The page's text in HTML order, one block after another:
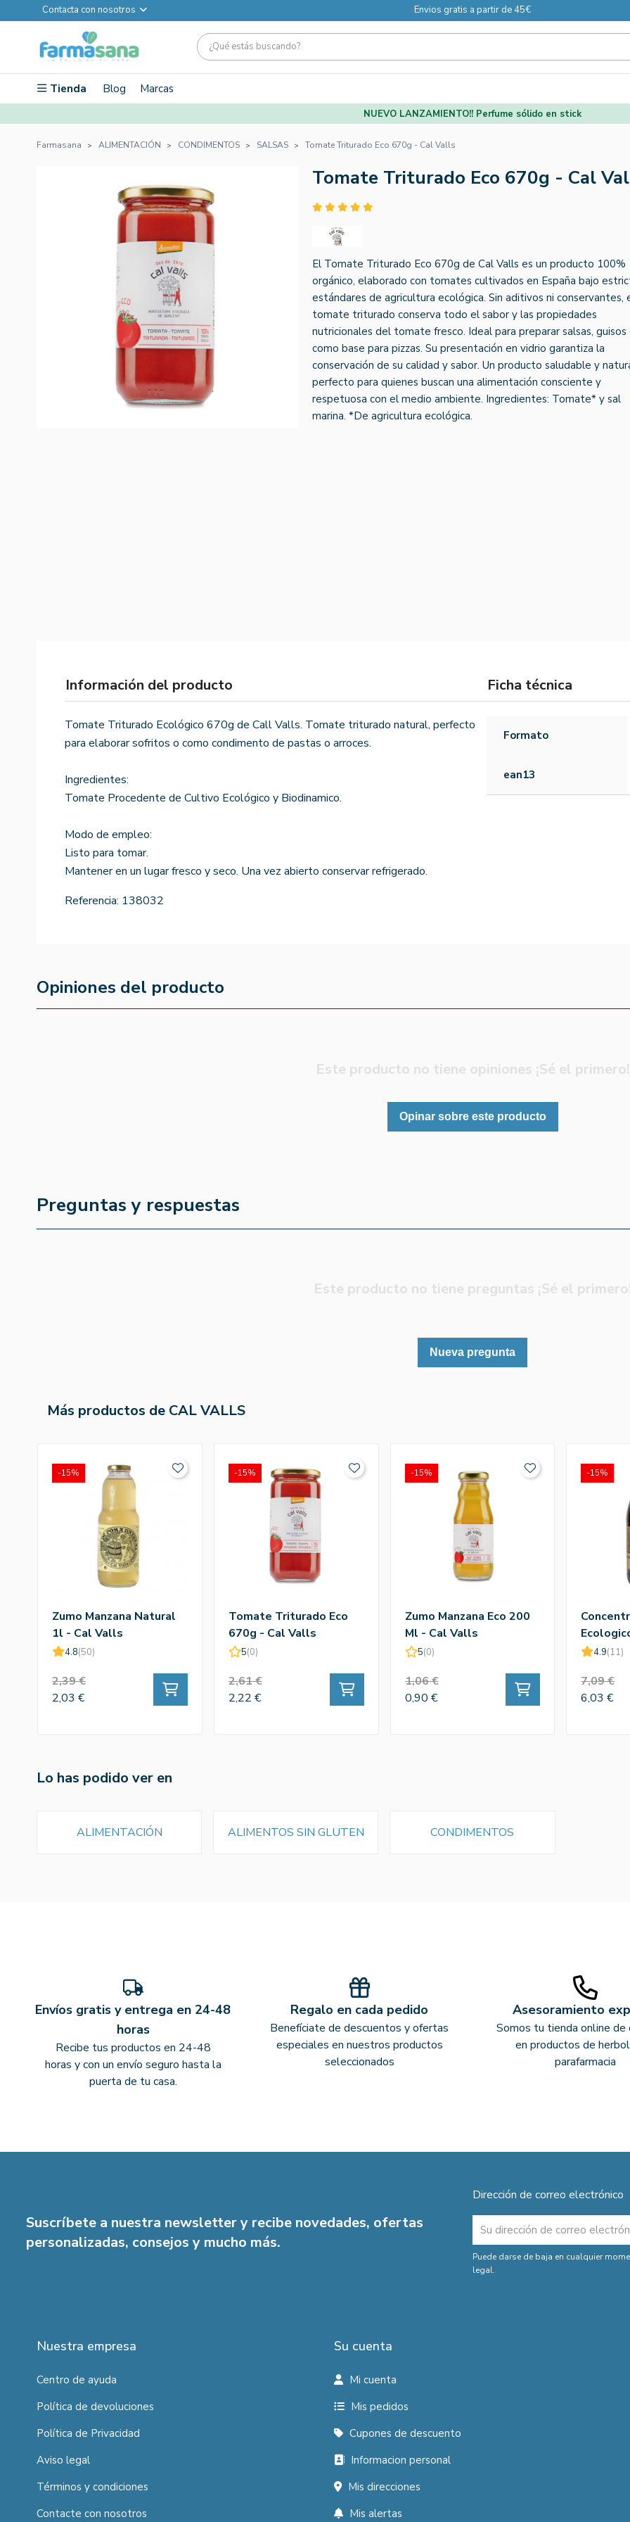
Contacta con nosotros Envios gratis a partir de 45€
Tienda Blog Marcas
NUEVO LANZAMIENTO!! Perfume sólido en stick
Farmasana ALIMENTACIÓN CONDIMENTOS SALSAS Tomate Triturado Eco 670g - Cal Valls
Tomate Triturado Eco 670g - Cal
El Tomate Triturado Eco 670g de Cal Valls es un producto 100%
orgánico, elaborado con tomates cultivados en España bajo
estándares de agricultura ecológica. Sin aditivos ni conservantes,
tomate triturado conserva todo el sabor y las propiedades
nutricionales del tomate fresco. Ideal para preparar salsas, guisos
como base para pizzas. Su presentación en vidrio garantiza la
conservación de su calidad y sabor. Un producto saludable y
perfecto para quienes buscan una alimentación consciente y
respetuosa con el medio ambiente. Ingredientes: Tomate* y sal
marina. *De agricultura ecológica.
Información del producto
Tomate Triturado Ecológico 670g de Call Valls. Tomate triturado natural, perfecto
para elaborar sofritos o como condimento de pastas o arroces.
Ingredientes:
Tomate Procedente de Cultivo Ecológico y Biodinamico.
Modo de empleo:
Listo para tomar.
Mantener en un lugar fresco y seco. Una vez abierto conservar refrigerado.
Referencia: 138032
Ficha técnica
Formato
ean13
Opiniones del producto
Este producto no tiene opiniones ¡Sé el primero!
Opinar sobre este producto
Preguntas y respuestas
Este producto no tiene preguntas ¡Sé el primero!
Nueva pregunta
Más productos de CAL VALLS
Zumo Manzana Natural
1l - Cal Valls
4.8(50)
2,39 €
2,03 €
-15%
Tomate Triturado Eco
670g - Cal Valls
5(0)
2,61 €
2,22 €
-15%
Zumo Manzana Eco 200
Ml - Cal Valls
5(0)
1,06 €
0,90 €
-15%
Valls
4.9(11)
7,09 €
6,03 €
-15%
Lo has podido ver en
ALIMENTACIÓN ALIMENTOS SIN GLUTEN CONDIMENTOS
Envíos gratis y entrega en 24-48
horas
Recibe tus productos en 24-48
horas y con un envío seguro hasta la
puerta de tu casa.
Regalo en cada pedido
Benefíciate de descuentos y ofertas
especiales en nuestros productos
seleccionados
Asesoramiento
Somos tu tienda online de
en productos de
parafarmacia
Suscríbete a nuestra newsletter y recibe novedades, ofertas
personalizadas, consejos y mucho más.
Dirección de correo electrónico
Puede darse de baja en cualquier
legal.
Nuestra empresa
Centro de ayuda
Política de devoluciones
Política de Privacidad
Aviso legal
Términos y condiciones
Contacte con nosotros
Su cuenta
Mi cuenta
Mis pedidos
Cupones de descuento
Informacion personal
Mis direcciones
Mis alertas